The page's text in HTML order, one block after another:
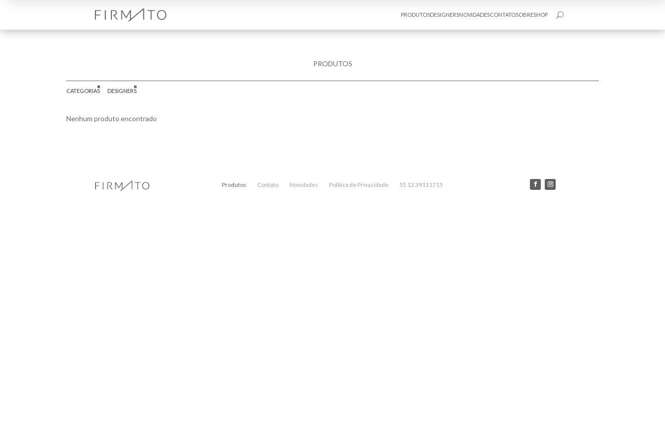
PRODUTOSDESIGNERSNOVIDADESCONTATOSOBRESHOP U
PRODUTOS
CATEGORIAS DESIGNERS
Nenhum produto encontrado
Produtos Contato Novidades Política de Privacidade 55 12 39111715